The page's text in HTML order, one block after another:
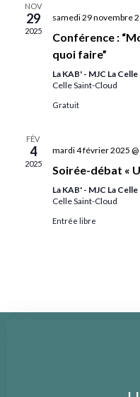
NOV
29
2025
samedi 29 novembre
Conférence :
quoi faire”
La KAB' - MJC La
Celle Saint-Cloud
Gratuit
FÉV
4
2025
mardi 4 février 2025
Soirée-débat «
La KAB' - MJC La
Celle Saint-Cloud
Entrée libre